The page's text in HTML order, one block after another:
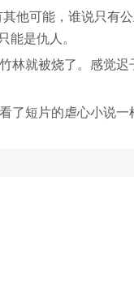
他可能，谁说只有
是仇人。
林就被烧了。感觉迟
短片的虐心小说一